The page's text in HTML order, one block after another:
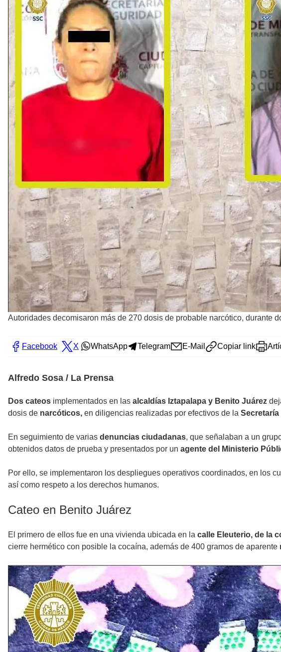
Autoridades decomisaron más de 270 dosis de probable narcótico, durante
Facebook X WhatsApp Telegram E-Mail Copiar link
Alfredo Sosa / La Prensa
Dos cateos implementados en las alcaldías Iztapalapa y Benito Juárez
dosis de narcóticos, en diligencias realizadas por efectivos de la
En seguimiento de varias denuncias ciudadanas, que señalaban a un
obtenidos datos de prueba y presentados por un agente del Ministerio
Por ello, se implementaron los despliegues operativos coordinados, en los
así como respeto a los derechos humanos.
Cateo en Benito Juárez
El primero de ellos fue en una vivienda ubicada en la calle Eleuterio, de la
cierre hermético con posible la cocaína, además de 400 gramos de aparente